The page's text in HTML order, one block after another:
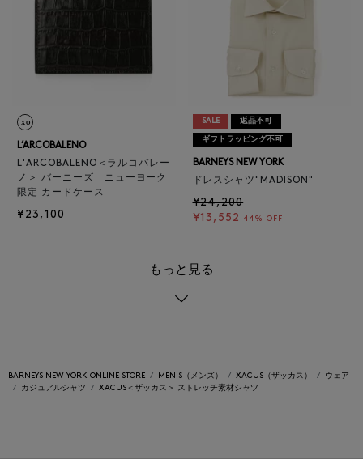
L’ARCOBALENO
L'ARCOBALENO＜ラルコバレー
ノ＞ バーニーズ ニューヨーク
限定 カードケース
¥23,100
SALE 返品不可
ギフトラッピング不可
BARNEYS NEW YORK
ドレスシャツ"MADISON"
¥24,200
¥13,552 44% OFF
もっと見る
BARNEYS NEW YORK ONLINE STORE MEN'S（メンズ） XACUS（ザッカス）
ウェア
カジュアルシャツ
XACUS＜ザッカス＞ ストレッチ素材シャツ